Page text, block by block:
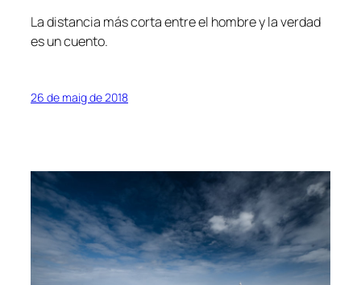
La distancia más corta entre el hombre y la verdad
es un cuento.
26 de maig de 2018